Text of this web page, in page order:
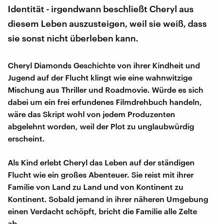
Identität - irgendwann beschließt Cheryl aus
diesem Leben auszusteigen, weil sie weiß, dass
sie sonst nicht überleben kann.
Cheryl Diamonds Geschichte von ihrer Kindheit und
Jugend auf der Flucht klingt wie eine wahnwitzige
Mischung aus Thriller und Roadmovie. Würde es sich
dabei um ein frei erfundenes Filmdrehbuch handeln,
wäre das Skript wohl von jedem Produzenten
abgelehnt worden, weil der Plot zu unglaubwürdig
erscheint.
Als Kind erlebt Cheryl das Leben auf der ständigen
Flucht wie ein großes Abenteuer. Sie reist mit ihrer
Familie von Land zu Land und von Kontinent zu
Kontinent. Sobald jemand in ihrer näheren Umgebung
einen Verdacht schöpft, bricht die Familie alle Zelte